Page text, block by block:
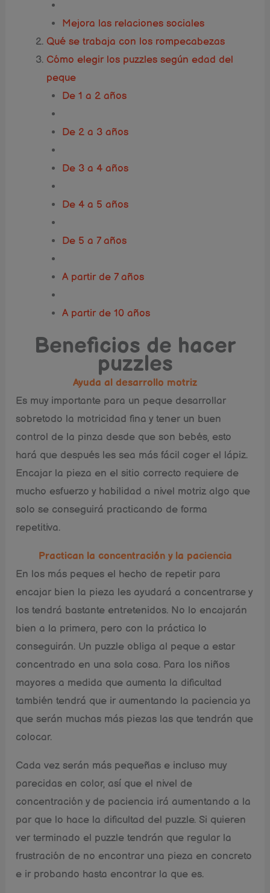
Mejora las relaciones sociales
Qué se trabaja con los rompecabezas
Cómo elegir los puzzles según edad del
peque
De 1 a 2 años
De 2 a 3 años
De 3 a 4 años
De 4 a 5 años
De 5 a 7 años
A partir de 7 años
A partir de 10 años
Beneficios de hacer
puzzles
Ayuda al desarrollo motriz
Es muy importante para un peque desarrollar
sobretodo la motricidad fina y tener un buen
control de la pinza desde que son bebés, esto
hará que después les sea más fácil coger el lápiz.
Encajar la pieza en el sitio correcto requiere de
mucho esfuerzo y habilidad a nivel motriz algo que
solo se conseguirá practicando de forma
repetitiva.
Practican la concentración y la paciencia
En los más peques el hecho de repetir para
encajar bien la pieza les ayudará a concentrarse y
los tendrá bastante entretenidos. No lo encajarán
bien a la primera, pero con la práctica lo
conseguirán. Un puzzle obliga al peque a estar
concentrado en una sola cosa. Para los niños
mayores a medida que aumenta la dificultad
también tendrá que ir aumentando la paciencia ya
que serán muchas más piezas las que tendrán que
colocar.
Cada vez serán más pequeñas e incluso muy
parecidas en color, así que el nivel de
concentración y de paciencia irá aumentando a la
par que lo hace la dificultad del puzzle. Si quieren
ver terminado el puzzle tendrán que regular la
frustración de no encontrar una pieza en concreto
e ir probando hasta encontrar la que es.